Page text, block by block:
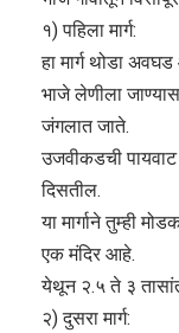
१) पहिला मार्ग:
हा मार्ग थोडा
भाजे लेणीला
जंगलात जाते.
उजवीकडची पायवाट
दिसतील.
या मार्गाने तुम्ही
एक मंदिर आहे.
येथून २.५ ते ३ तासांत
२) दुसरा मार्ग: